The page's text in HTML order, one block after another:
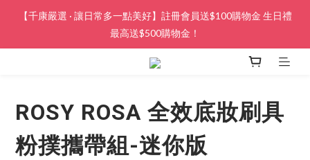
【千康嚴選 · 讓日常多一點美好】註冊會員送$100購物金 生日禮
最高送$500購物金！
ROSY ROSA 全效底妝刷具
粉撲攜帶組-迷你版